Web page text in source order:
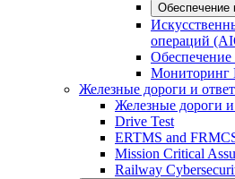
Обеспечение
операций
Обеспечение
Железные дороги и
Железные дороги
Drive Test
ERTMS and
Mission Critical
Railway